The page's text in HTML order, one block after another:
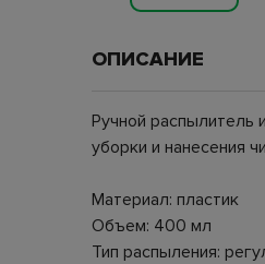
ОПИСАНИЕ
Ручной распылитель
уборки и нанесения
Материал: пластик
Объем: 400 мл
Тип распыления: